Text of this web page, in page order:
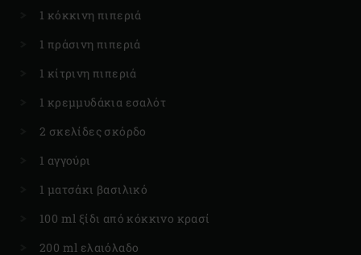
1 κόκκινη πιπεριά
1 πράσινη πιπεριά
1 κίτρινη πιπεριά
1 κρεμμυδάκια εσαλότ
2 σκελίδες σκόρδο
1 αγγούρι
1 ματσάκι βασιλικό
100 ml ξίδι από κόκκινο κρασί
200 ml ελαιόλαδο